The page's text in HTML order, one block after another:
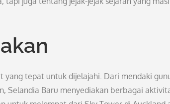
tepat untuk dijelajahi. Dari mendaki
Selandia Baru menyediakan berbagai